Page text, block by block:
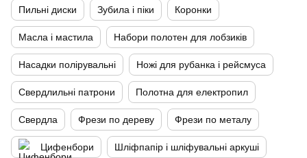
Пильні диски Зубила і піки Коронки
Масла і мастила Набори полотен для лобзиків
Насадки полірувальні Ножі для рубанка і рейсмуса
Свердлильні патрони Полотна для електропил
Свердла Фрези по дереву Фрези по металу
Цифенбори Шліфпапір і шліфувальні аркуші